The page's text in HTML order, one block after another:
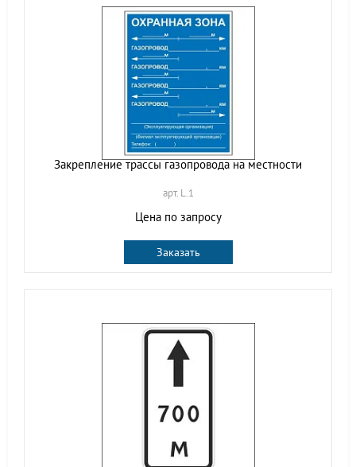
Закрепление трассы газопровода на местности
арт. L.1
Цена по запросу
Заказать